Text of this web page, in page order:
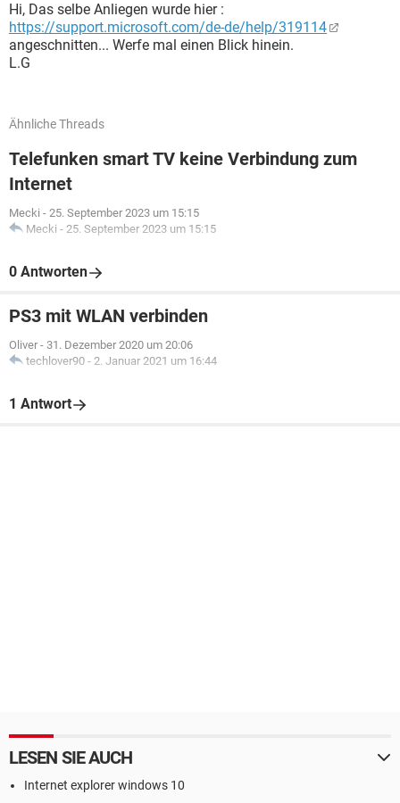
Hi, Das selbe Anliegen wurde hier :
https://support.microsoft.com/de-de/help/319114
angeschnitten... Werfe mal einen Blick hinein.
L.G
Ähnliche Threads
Telefunken smart TV keine Verbindung zum
Internet
Mecki - 25. September 2023 um 15:15
Mecki - 25. September 2023 um 15:15
0 Antworten
PS3 mit WLAN verbinden
Oliver - 31. Dezember 2020 um 20:06
techlover90 - 2. Januar 2021 um 16:44
1 Antwort
LESEN SIE AUCH
Internet explorer windows 10